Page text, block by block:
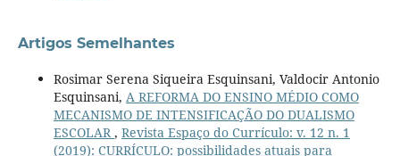
Artigos Semelhantes
Rosimar Serena Siqueira Esquinsani, Valdocir Antonio
Esquinsani, A REFORMA DO ENSINO MÉDIO COMO
MECANISMO DE INTENSIFICAÇÃO DO DUALISMO
ESCOLAR, Revista Espaço do Currículo: v. 12 n. 1
(2019): CURRÍCULO: possibilidades atuais para